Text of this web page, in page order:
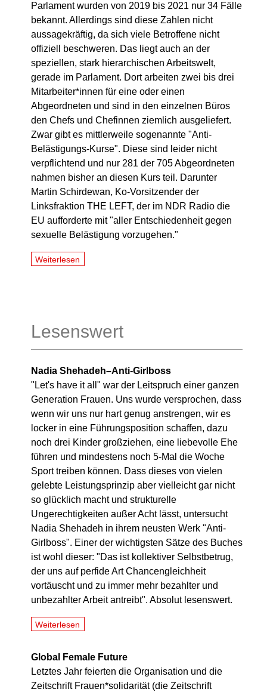
Parlament wurden von 2019 bis 2021 nur 34 Fälle
bekannt. Allerdings sind diese Zahlen nicht
aussagekräftig, da sich viele Betroffene nicht
offiziell beschweren. Das liegt auch an der
speziellen, stark hierarchischen Arbeitswelt,
gerade im Parlament. Dort arbeiten zwei bis drei
Mitarbeiter*innen für eine oder einen
Abgeordneten und sind in den einzelnen Büros
den Chefs und Chefinnen ziemlich ausgeliefert.
Zwar gibt es mittlerweile sogenannte "Anti-
Belästigungs-Kurse". Diese sind leider nicht
verpflichtend und nur 281 der 705 Abgeordneten
nahmen bisher an diesen Kurs teil. Darunter
Martin Schirdewan, Ko-Vorsitzender der
Linksfraktion THE LEFT, der im NDR Radio die
EU aufforderte mit "aller Entschiedenheit gegen
sexuelle Belästigung vorzugehen."
Weiterlesen
Lesenswert
Nadia Shehadeh–Anti-Girlboss
"Let's have it all" war der Leitspruch einer ganzen
Generation Frauen. Uns wurde versprochen, dass
wenn wir uns nur hart genug anstrengen, wir es
locker in eine Führungsposition schaffen, dazu
noch drei Kinder großziehen, eine liebevolle Ehe
führen und mindestens noch 5-Mal die Woche
Sport treiben können. Dass dieses von vielen
gelebte Leistungsprinzip aber vielleicht gar nicht
so glücklich macht und strukturelle
Ungerechtigkeiten außer Acht lässt, untersucht
Nadia Shehadeh in ihrem neusten Werk "Anti-
Girlboss". Einer der wichtigsten Sätze des Buches
ist wohl dieser: "Das ist kollektiver Selbstbetrug,
der uns auf perfide Art Chancengleichheit
vortäuscht und zu immer mehr bezahlter und
unbezahlter Arbeit antreibt". Absolut lesenswert.
Weiterlesen
Global Female Future
Letztes Jahr feierten die Organisation und die
Zeitschrift Frauen*solidarität (die Zeitschrift